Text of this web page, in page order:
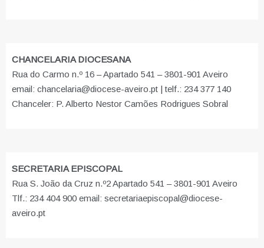
CHANCELARIA DIOCESANA
Rua do Carmo n.º 16 – Apartado 541 – 3801-901 Aveiro
email: chancelaria@diocese-aveiro.pt | telf.: 234 377 140
Chanceler: P. Alberto Nestor Camões Rodrigues Sobral
SECRETARIA EPISCOPAL
Rua S. João da Cruz n.º2 Apartado 541 – 3801-901 Aveiro
Tlf.: 234 404 900 email: secretariaepiscopal@diocese-
aveiro.pt